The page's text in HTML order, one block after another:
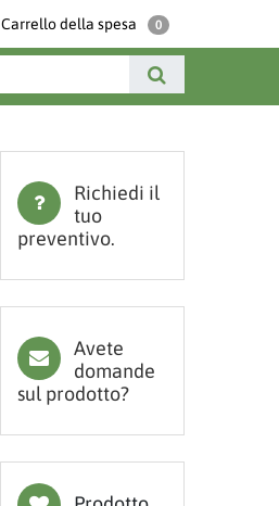
Carrello della spesa 0
Richiedi il
tuo
preventivo.
Avete
domande
sul prodotto?